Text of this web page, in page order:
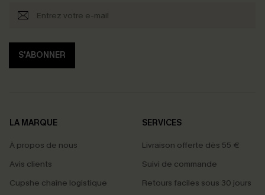
S'ABONNER
LA MARQUE
À propos de nous
Avis clients
Cupshe chaîne logistique
SERVICES
Livraison offerte dès 55 €
Suivi de commande
Retours faciles sous 30 jours